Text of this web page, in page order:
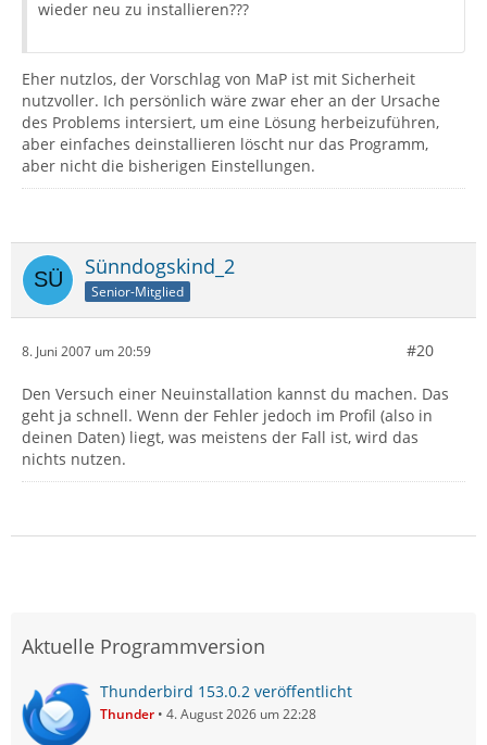
wieder neu zu installieren???
Eher nutzlos, der Vorschlag von MaP ist mit Sicherheit
nutzvoller. Ich persönlich wäre zwar eher an der Ursache
des Problems intersiert, um eine Lösung herbeizuführen,
aber einfaches deinstallieren löscht nur das Programm,
aber nicht die bisherigen Einstellungen.
Sünndogskind_2
Senior-Mitglied
8. Juni 2007 um 20:59 #20
Den Versuch einer Neuinstallation kannst du machen. Das
geht ja schnell. Wenn der Fehler jedoch im Profil (also in
deinen Daten) liegt, was meistens der Fall ist, wird das
nichts nutzen.
Aktuelle Programmversion
Thunderbird 153.0.2 veröffentlicht
Thunder 4. August 2026 um 22:28